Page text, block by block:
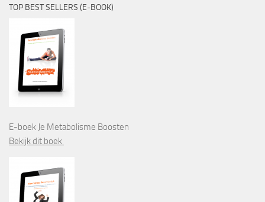
TOP BEST SELLERS (E-BOOK)
E-boek Je Metabolisme Boosten
Bekijk dit boek